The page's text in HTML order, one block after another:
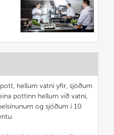
hellum vatni yfir, sjóðum
pottinn hellum við vatni,
og sjóðum í 10